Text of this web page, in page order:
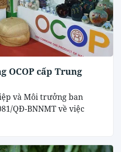
OCOP cấp Trung
và Môi trưởng ban
QĐ-BNNMT về việc